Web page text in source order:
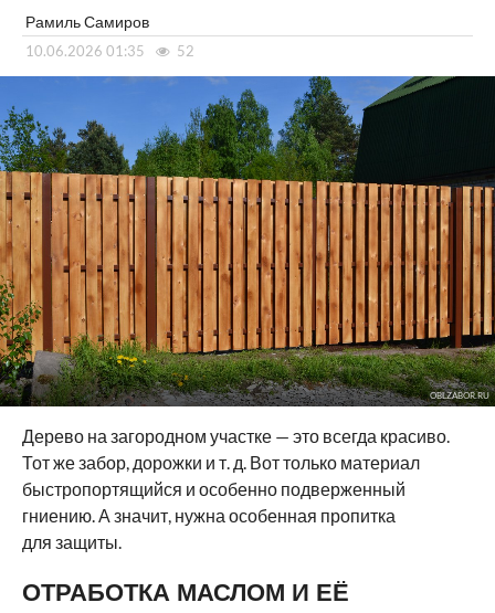
Рамиль Самиров
10.06.2026 01:35 52
OBLZABOR.RU
Дерево на загородном участке — это всегда красиво.
Тот же забор, дорожки и т. д. Вот только материал
быстропортящийся и особенно подверженный
гниению. А значит, нужна особенная пропитка
для защиты.
ОТРАБОТКА МАСЛОМ И ЕЁ